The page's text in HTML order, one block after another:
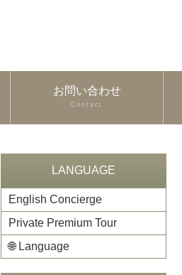
お問い合わせ
Contact
LANGUAGE
English Concierge
Private Premium Tour
🌐Language